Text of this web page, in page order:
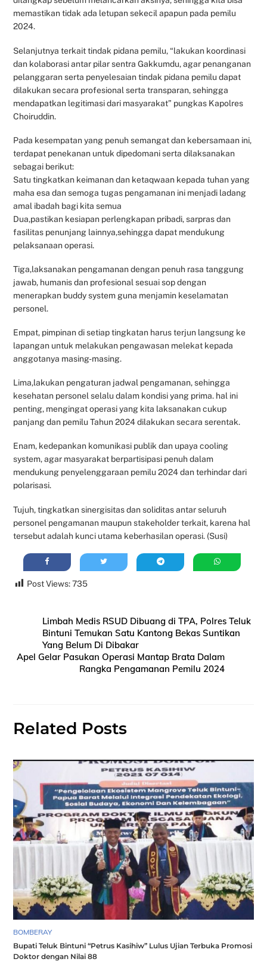
memastikan tidak ada letupan sekecil apapun pada pemilu
2024.
Selanjutnya terkait tindak pidana pemilu, “lakukan koordinasi
dan kolaborasi antar pilar sentra Gakkumdu, agar penanganan
pelanggaran serta penyelesaian tindak pidana pemilu dapat
dilakukan secara profesional serta transparan, sehingga
mendapatkan legitimasi dari masyarakat” pungkas Kapolres
Choiruddin.
Pada kesempatan yang penuh semangat dan kebersamaan ini,
terdapat penekanan untuk dipedomani serta dilaksanakan
sebagai berikut:
Satu tingkatkan keimanan dan ketaqwaan kepada tuhan yang
maha esa dan semoga tugas pengamanan ini menjadi ladang
amal ibadah bagi kita semua
Dua,pastikan kesiapan perlengkapan pribadi, sarpras dan
fasilitas penunjang lainnya,sehingga dapat mendukung
pelaksanaan operasi.
Tiga,laksanakan pengamanan dengan penuh rasa tanggung
jawab, humanis dan profesional sesuai sop dengan
menerapkan buddy system guna menjamin keselamatan
personel.
Empat, pimpinan di setiap tingkatan harus terjun langsung ke
lapangan untuk melakukan pengawasan melekat kepada
anggotanya masing-masing.
Lima,lakukan pengaturan jadwal pengamanan, sehingga
kesehatan personel selalu dalam kondisi yang prima. hal ini
penting, mengingat operasi yang kita laksanakan cukup
panjang dan pemilu Tahun 2024 dilakukan secara serentak.
Enam, kedepankan komunikasi publik dan upaya cooling
system, agar masyarakat berpartisipasi penuh dalam
mendukung penyelenggaraan pemilu 2024 dan terhindar dari
polarisasi.
Tujuh, tingkatkan sinergisitas dan soliditas antar seluruh
personel pengamanan maupun stakeholder terkait, karena hal
tersebut adalah kunci utama keberhasilan operasi. (Susi)
Post Views: 735
Limbah Medis RSUD Dibuang di TPA, Polres Teluk
Bintuni Temukan Satu Kantong Bekas Suntikan
Yang Belum Di Dibakar
Apel Gelar Pasukan Operasi Mantap Brata Dalam
Rangka Pengamanan Pemilu 2024
Related Posts
BOMBERAY
Bupati Teluk Bintuni “Petrus Kasihiw” Lulus Ujian Terbuka Promosi
Doktor dengan Nilai 88